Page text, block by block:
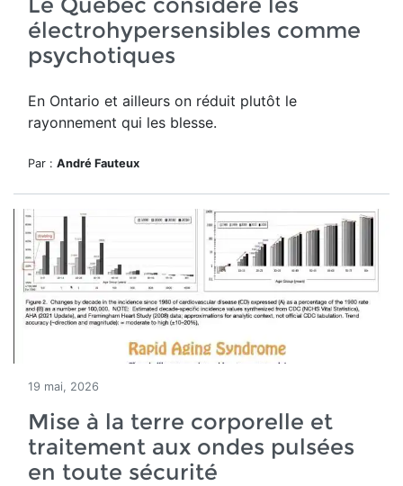
électrohypersensibles comme
psychotiques
En Ontario et ailleurs on réduit plutôt le
rayonnement qui les blesse.
Par : André Fauteux
19 mai, 2026
Mise à la terre corporelle et
traitement aux ondes pulsées
en toute sécurité